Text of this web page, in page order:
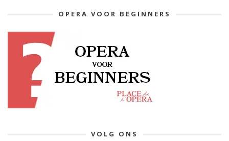
OPERA VOOR BEGINNERS
VOLG ONS